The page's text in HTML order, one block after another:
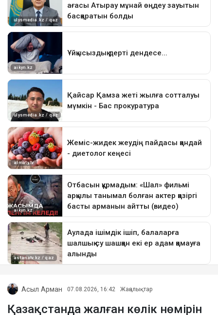
Асыл Арман 07.08.2026, 16:42 Жаңалықтар
Қазақстанда жалған көлік нөмірін